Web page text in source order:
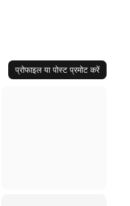
प्रोफाइल या पोस्ट प्रमोट करें